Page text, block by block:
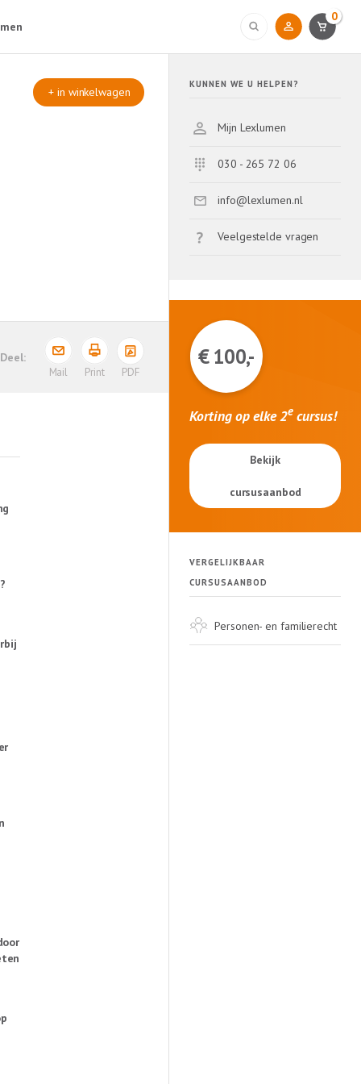
0
+ in winkelwagen
Mail Print PDF
KUNNEN WE U HELPEN?
Mijn Lexlumen
030 - 265 72 06
info@lexlumen.nl
Veelgestelde vragen
€ 100,-
Korting op elke 2e cursus!
Bekijk
cursusaanbod
VERGELIJKBAAR
CURSUSAANBOD
Personen- en familierecht